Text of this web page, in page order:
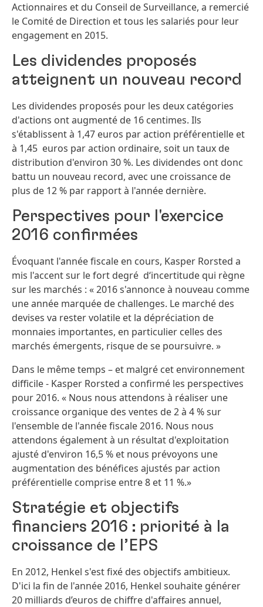
Hans van
Actionnaires et du Conseil de Surveillance, a remercié
le Comité de Direction et tous les salariés pour leur
engagement en 2015.
Les dividendes proposés
atteignent un nouveau record
Les dividendes proposés pour les deux catégories
d'actions ont augmenté de 16 centimes. Ils
s'établissent à 1,47 euros par action préférentielle et
à 1,45 euros par action ordinaire, soit un taux de
distribution d'environ 30 %. Les dividendes ont donc
battu un nouveau record, avec une croissance de
plus de 12 % par rapport à l'année dernière.
Perspectives pour l'exercice
2016 confirmées
Évoquant l'année fiscale en cours, Kasper Rorsted a
mis l'accent sur le fort degré d‘incertitude qui règne
sur les marchés : « 2016 s'annonce à nouveau comme
une année marquée de challenges. Le marché des
devises va rester volatile et la dépréciation de
monnaies importantes, en particulier celles des
marchés émergents, risque de se poursuivre. »
Dans le même temps – et malgré cet environnement
difficile - Kasper Rorsted a confirmé les perspectives
pour 2016. « Nous nous attendons à réaliser une
croissance organique des ventes de 2 à 4 % sur
l'ensemble de l'année fiscale 2016. Nous nous
attendons également à un résultat d'exploitation
ajusté d'environ 16,5 % et nous prévoyons une
augmentation des bénéfices ajustés par action
préférentielle comprise entre 8 et 11 %.»
Stratégie et objectifs
financiers 2016 : priorité à la
croissance de l’EPS
En 2012, Henkel s'est fixé des objectifs ambitieux.
D'ici la fin de l'année 2016, Henkel souhaite générer
20 milliards d’euros de chiffre d'affaires annuel,